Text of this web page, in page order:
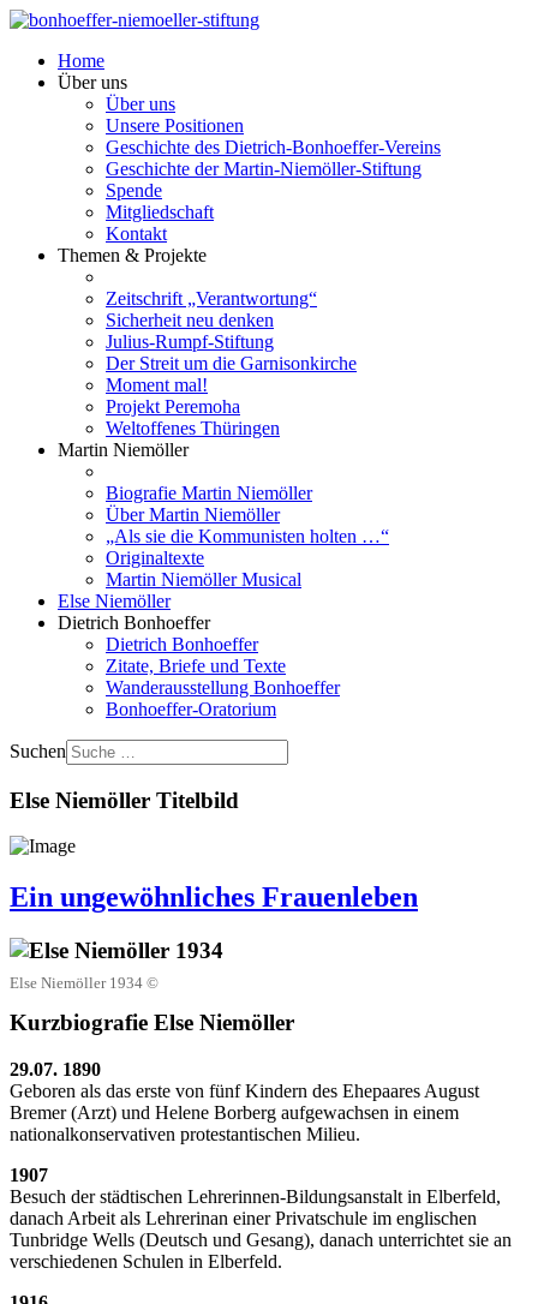
Home
Über uns
Über uns
Unsere Positionen
Geschichte des Dietrich-Bonhoeffer-Vereins
Geschichte der Martin-Niemöller-Stiftung
Spende
Mitgliedschaft
Kontakt
Themen & Projekte
Zeitschrift „Verantwortung“
Sicherheit neu denken
Julius-Rumpf-Stiftung
Der Streit um die Garnisonkirche
Moment mal!
Projekt Peremoha
Weltoffenes Thüringen
Martin Niemöller
Biografie Martin Niemöller
Über Martin Niemöller
„Als sie die Kommunisten holten …“
Originaltexte
Martin Niemöller Musical
Else Niemöller
Dietrich Bonhoeffer
Dietrich Bonhoeffer
Zitate, Briefe und Texte
Wanderausstellung Bonhoeffer
Bonhoeffer-Oratorium
Suchen
Else Niemöller Titelbild
Ein ungewöhnliches Frauenleben
Else Niemöller 1934 ©
Kurzbiografie Else Niemöller
29.07. 1890
Geboren als das erste von fünf Kindern des Ehepaares August
Bremer (Arzt) und Helene Borberg aufgewachsen in einem
nationalkonservativen protestantischen Milieu.
1907
Besuch der städtischen Lehrerinnen-Bildungsanstalt in Elberfeld,
danach Arbeit als Lehrerinan einer Privatschule im englischen
Tunbridge Wells (Deutsch und Gesang), danach unterrichtet sie an
verschiedenen Schulen in Elberfeld.